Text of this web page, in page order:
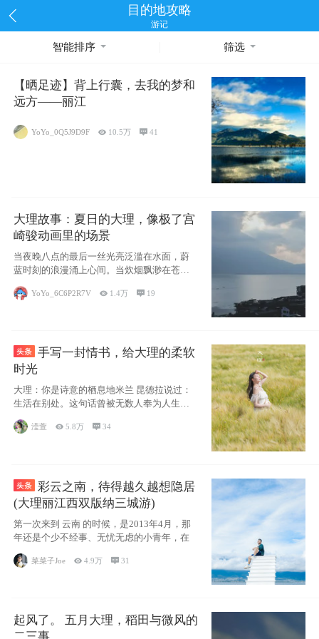
目的地攻略
游记
智能排序 筛选
【晒足迹】背上行囊，去我的梦和
远方——丽江
YoYo_0Q5J9D9F  10.5万 41
大理故事：夏日的大理，像极了宫
崎骏动画里的场景
当夜晚八点的最后一丝光亮泛滥在水面，蔚
蓝时刻的浪漫涌上心间。当炊烟飘渺在苍山
YoYo_6C6P2R7V  1.4万  19
手写一封情书，给大理的柔软
时光
大理：你是诗意的栖息地米兰 昆德拉说过：
生活在别处。这句话曾被无数人奉为人生信
条，并
滢萱 5.8万 34
彩云之南，待得越久越想隐居
(大理丽江西双版纳三城游)
第一次来到 云南 的时候，是2013年4月，那
年还是个少不经事、无忧无虑的小青年，在
菜菜子Joe 4.9万  31
起风了。 五月大理，稻田与微风的